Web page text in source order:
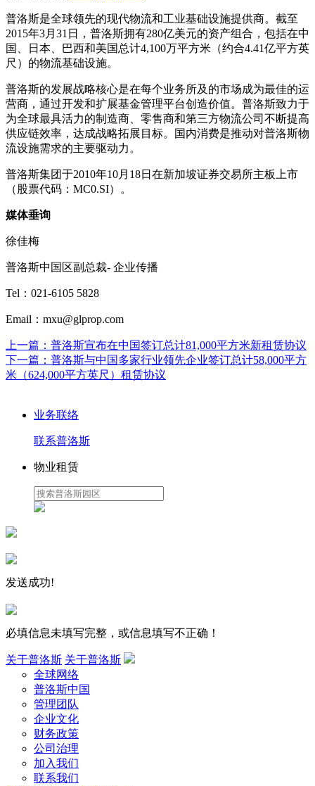
普洛斯是全球领先的现代物流和工业基础设施提供商。截至
2015年3月31日，普洛斯拥有280亿美元的资产组合，包括在中
国、日本、巴西和美国总计4,100万平方米（约合4.41亿平方英
尺）的物流基础设施。
普洛斯的发展战略核心是在每个业务所及的市场成为最佳的运
营商，通过开发和扩展基金管理平台创造价值。普洛斯致力于
为全球最具活力的制造商、零售商和第三方物流公司不断提高
供应链效率，达成战略拓展目标。国内消费是推动对普洛斯物
流设施需求的主要驱动力。
普洛斯集团于2010年10月18日在新加坡证券交易所主板上市
（股票代码：MC0.SI）。
媒体垂询
徐佳梅
普洛斯中国区副总裁- 企业传播
Tel：021-6105 5828
Email：mxu@glprop.com
上一篇： 普洛斯宣布在中国签订总计81,000平方米新租赁协议
下一篇： 普洛斯与中国多家行业领先企业签订总计58,000平方
米（624,000平方英尺）租赁协议
业务联络
联系普洛斯
物业租赁
发送成功!
必填信息未填写完整，或信息填写不正确！
关于普洛斯 关于普洛斯
全球网络
普洛斯中国
管理团队
企业文化
财务政策
公司治理
加入我们
联系我们